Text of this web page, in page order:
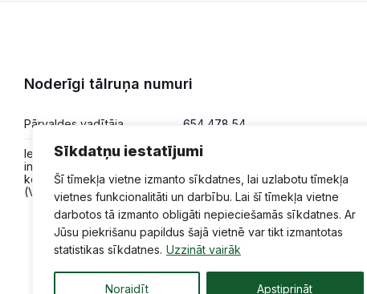
Sīkdatņu iestatījumi
Šī tīmekļa vietne izmanto sīkdatnes, lai uzlabotu tīmekļa
vietnes funkcionalitāti un darbību. Lai šī tīmekļa vietne
darbotos tā izmanto obligāti nepieciešamās sīkdatnes. Ar
Jūsu piekrišanu papildus šajā vietnē var tikt izmantotas
statistikas sīkdatnes. Uzzināt vairāk
Noraidīt Apstiprināt
Noderīgi tālruņa numuri
Pārvaldes vadītāja 654 478 54
Iesniegumi,
informācija,
konsultācijas
(VPVKAC)
654 478 50